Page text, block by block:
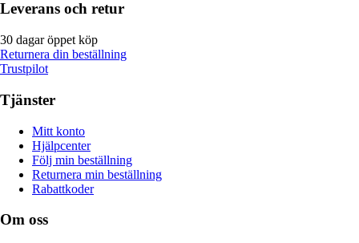
Leverans och retur
30 dagar öppet köp
Returnera din beställning
Trustpilot
Tjänster
Mitt konto
Hjälpcenter
Följ min beställning
Returnera min beställning
Rabattkoder
Om oss